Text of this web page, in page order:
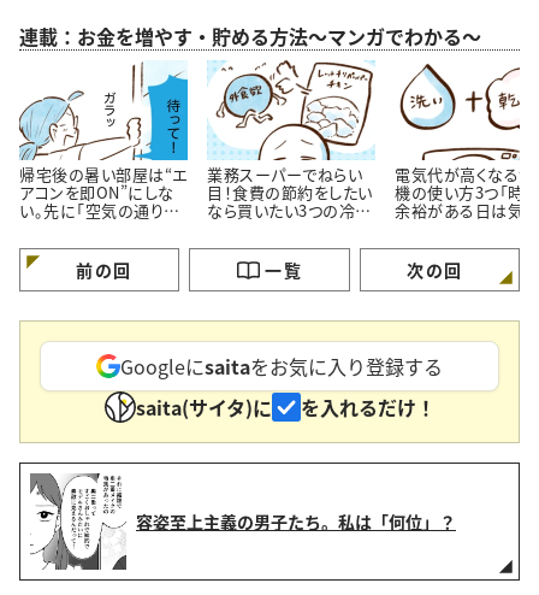
連載：お金を増やす・貯める方法～マンガでわかる～
帰宅後の暑い部屋は“エ
アコンを即ON”にしな
い。先に「空気の通り
業務スーパーでねらい
目！食費の節約をしたい
なら買いたい3つの冷凍
電気代が高くなる
機の使い方3つ「時
余裕がある日は気
前の回 一覧 次の回
Googleにsaitaをお気に入り登録する
saita(サイタ)に
を入れるだけ！
容姿至上主義の男子たち。私は「何位」？